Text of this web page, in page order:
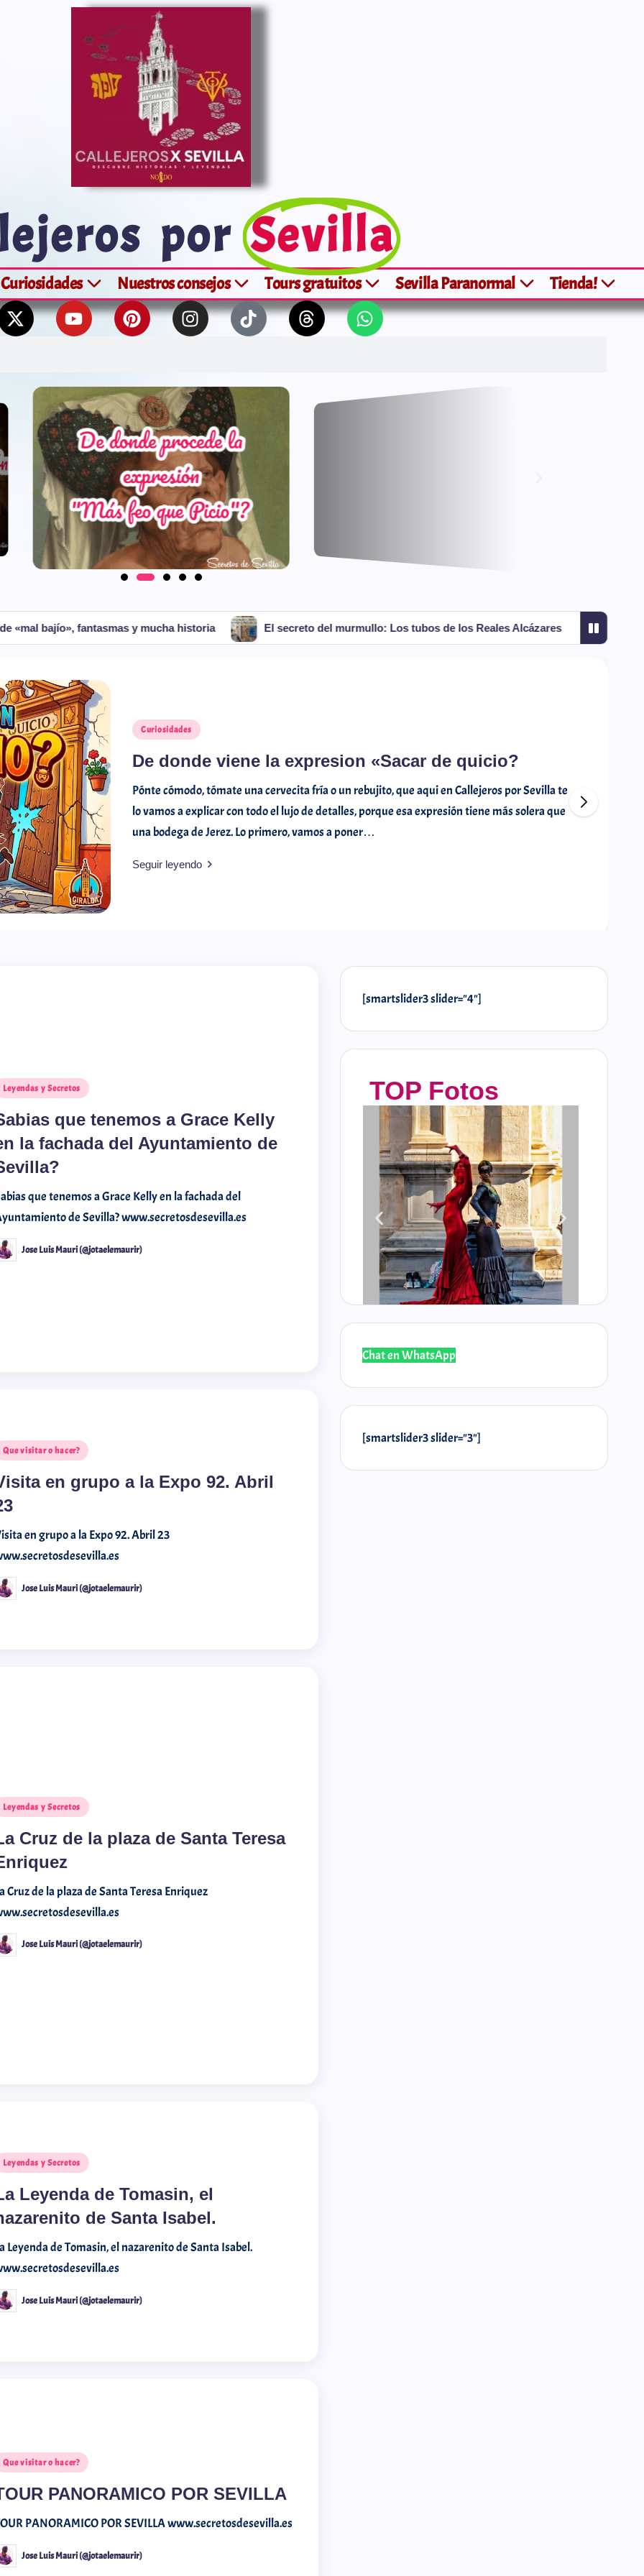
por Sevilla
Curiosidades Nuestros consejos Tours gratuitos Sevilla Paranormal Tienda!
y mucha historia El secreto del murmullo: Los tubos de los Reales Alcázares El oscuro secreto que la Calle
Curiosidades
De donde viene la expresion «Sacar de quicio?
Pónte cómodo, tómate una cervecita fría o un rebujito, que aqui en Callejeros por Sevilla te
lo vamos a explicar con todo el lujo de detalles, porque esa expresión tiene más solera que
una bodega de Jerez. Lo primero, vamos a poner…
Seguir leyendo
Leyendas y Secretos
que tenemos a Grace Kelly
la fachada del Ayuntamiento de
que tenemos a Grace Kelly en la fachada del
de Sevilla? www.secretosdesevilla.es
Jose Luis Mauri (@jotaelemaurir)
Que visitar o hacer?
en grupo a la Expo 92. Abril
en grupo a la Expo 92. Abril 23
Jose Luis Mauri (@jotaelemaurir)
Leyendas y Secretos
Cruz de la plaza de Santa Teresa
Cruz de la plaza de Santa Teresa Enriquez
Jose Luis Mauri (@jotaelemaurir)
Leyendas y Secretos
Leyenda de Tomasin, el
de Santa Isabel.
Leyenda de Tomasin, el nazarenito de Santa Isabel.
Jose Luis Mauri (@jotaelemaurir)
Que visitar o hacer?
PANORAMICO POR SEVILLA
PANORAMICO POR SEVILLA www.secretosdesevilla.es
Jose Luis Mauri (@jotaelemaurir)
[smartslider3 slider="4"]
TOP Fotos
Chat en WhatsApp
[smartslider3 slider="3"]